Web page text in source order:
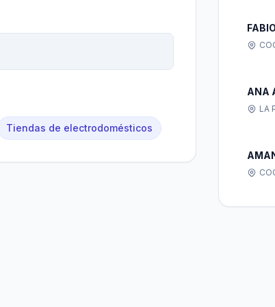
Tiendas de electrodomésticos
ANA
LA